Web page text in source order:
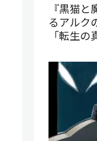
『黒猫
るアルク
「転生の